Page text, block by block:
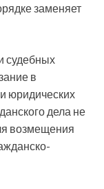
заменяет
судебных
в
юридических
дела не
возмещения